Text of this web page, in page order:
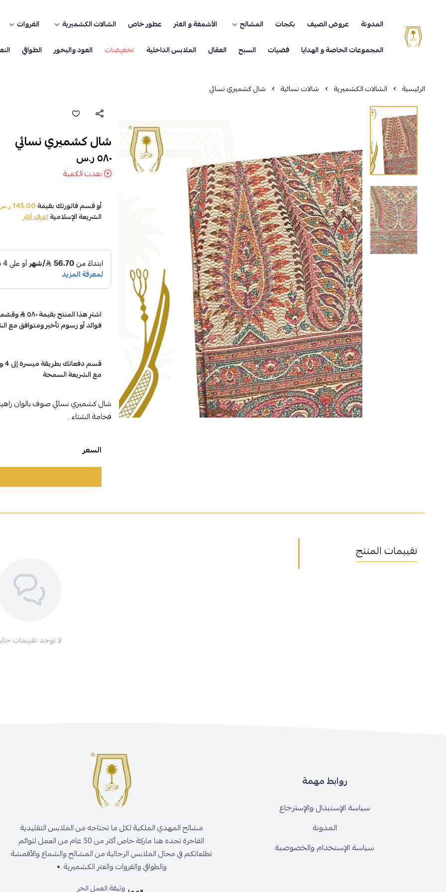
مشالح المهدي الملكية
المدونة عروض الصيف بكجات المشالح الأشمغة و الغتر عطور خاص الشالات الكشميرية الفروات
المجموعات الخاصة و الهدايا
فضيات السبح العقال الملابس الداخلية تخفيضات العود والبخور الطواقي
الرئيسية الشالات الكشميرية شالات نسائية شال كشميري نسائي
شال كشميري نسائي
٥٨٠ ر.س
نفدت الكمية
أو قسم فاتورتك بقيمة145.00 ر.س
الشريعة الإسلاميةاعرف أكثر
اشترِ هذا المنتج بقيمة ٥٨٠
فوائد أو رسوم تأخير ومتوافق مع
مع الشريعة السمحة
شال كشميري نسائي صوف بالوان
فخامة الشتاء .
السعر
تقييمات المنتج
لا توجد تقييمات
روابط مهمة
سياسة الإستبدال والإسترجاع
المدونة
سياسة الإستخدام والخصوصية
مشالح المهدي الملكية لكل ما تحتاجه من الملابس التقليدية
الفاخرة تجده هنا ماركة خاص أكثر من 50 عام من العمل لتوائم
تطلعاتكم في مجال الملابس الرجالية من المشالح والشماغ والأقمشة
والطواقي والفروات والغتر الكشميرية .•
وثيقة العمل الحر